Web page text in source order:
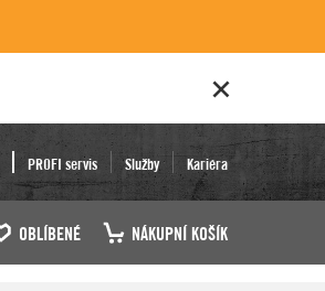
PROFI servis Služby Kariéra
OBLÍBENÉ NÁKUPNÍ KOŠÍK